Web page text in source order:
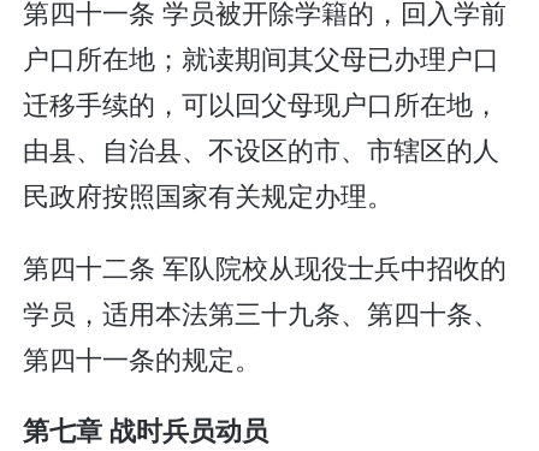
第四十一条 学员被开除学籍的，回入学前
户口所在地；就读期间其父母已办理户口
迁移手续的，可以回父母现户口所在地，
由县、自治县、不设区的市、市辖区的人
民政府按照国家有关规定办理。
第四十二条 军队院校从现役士兵中招收的
学员，适用本法第三十九条、第四十条、
第四十一条的规定。
第七章 战时兵员动员